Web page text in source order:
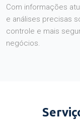
Com informações
e análises precisas
controle e mais
negócios.